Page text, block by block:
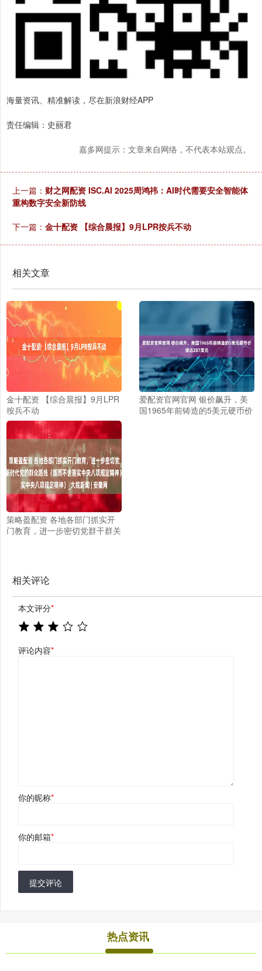
海量资讯、精准解读，尽在新浪财经APP
责任编辑：史丽君
嘉多网提示：文章来自网络，不代表本站观点。
上一篇： 财之网配资 ISC.AI 2025周鸿祎：AI时代需要安全智能体
重构数字安全新防线
下一篇： 金十配资 【综合晨报】9月LPR按兵不动
相关文章
金十配资 【综合晨报】9月LPR
按兵不动
爱配资官网官网 银价飙升，美
国1965年前铸造的5美元硬币价
策略盈配资 各地各部门抓实开
门教育，进一步密切党群干群关
相关评论
本文评分*
评论内容*
你的昵称*
你的邮箱*
提交评论
热点资讯